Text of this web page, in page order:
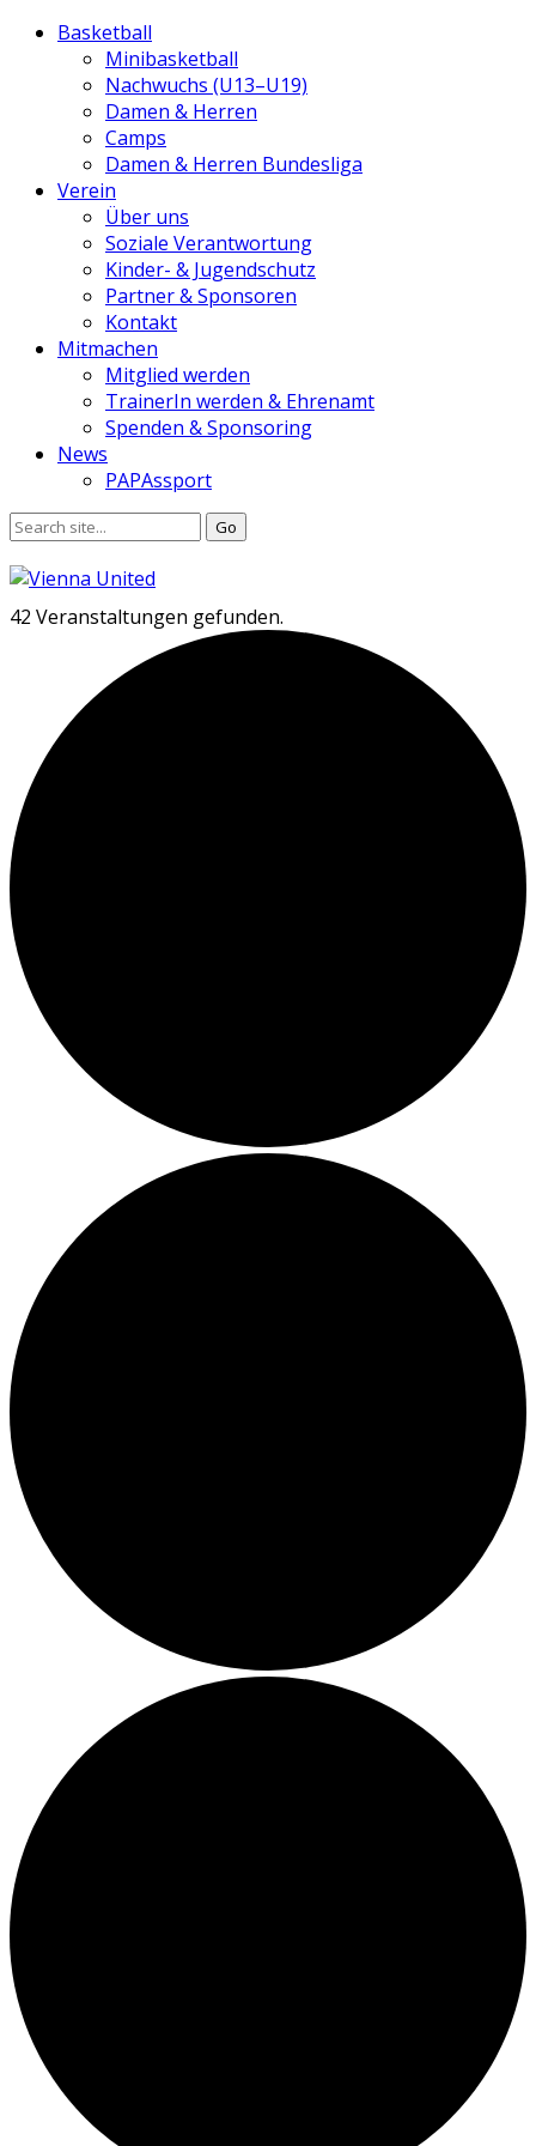
Basketball
Minibasketball
Nachwuchs (U13–U19)
Damen & Herren
Camps
Damen & Herren Bundesliga
Verein
Über uns
Soziale Verantwortung
Kinder- & Jugendschutz
Partner & Sponsoren
Kontakt
Mitmachen
Mitglied werden
TrainerIn werden & Ehrenamt
Spenden & Sponsoring
News
PAPAssport
42 Veranstaltungen gefunden.